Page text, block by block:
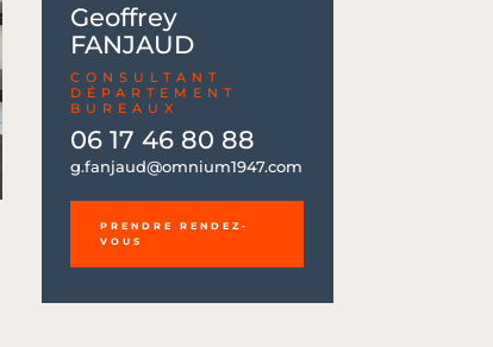
Geoffrey
FANJAUD
CONSULTANT
DÉPARTEMENT
BUREAUX
06 17 46 80 88
g.fanjaud@omnium1947.com
06 17 46 80 88
g.fanjaud@omnium1947.com
PRENDRE RENDEZ-
VOUS